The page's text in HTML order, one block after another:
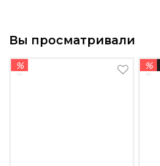
Вы просматривали
% %